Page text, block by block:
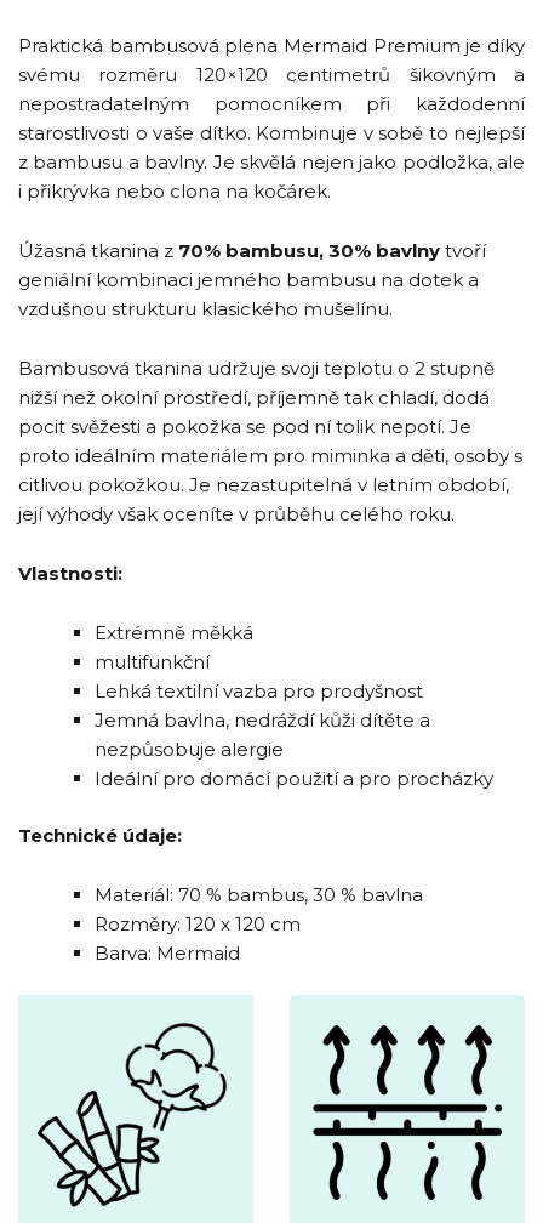
Praktická bambusová plena Mermaid Premium je díky
svému rozměru 120×120 centimetrů šikovným a
nepostradatelným pomocníkem při každodenní
starostlivosti o vaše dítko. Kombinuje v sobě to nejlepší
z bambusu a bavlny. Je skvělá nejen jako podložka, ale
i přikrývka nebo clona na kočárek.
Úžasná tkanina z 70% bambusu, 30% bavlny tvoří
geniální kombinaci jemného bambusu na dotek a
vzdušnou strukturu klasického mušelínu.
Bambusová tkanina udržuje svoji teplotu o 2 stupně
nižší než okolní prostředí, příjemně tak chladí, dodá
pocit svěžesti a pokožka se pod ní tolik nepotí. Je
proto ideálním materiálem pro miminka a děti, osoby s
citlivou pokožkou. Je nezastupitelná v letním období,
její výhody však oceníte v průběhu celého roku.
Vlastnosti:
Extrémně měkká
multifunkční
Lehká textilní vazba pro prodyšnost
Jemná bavlna, nedráždí kůži dítěte a
nezpůsobuje alergie
Ideální pro domácí použití a pro procházky
Technické údaje:
Materiál: 70 % bambus, 30 % bavlna
Rozměry: 120 x 120 cm
Barva: Mermaid